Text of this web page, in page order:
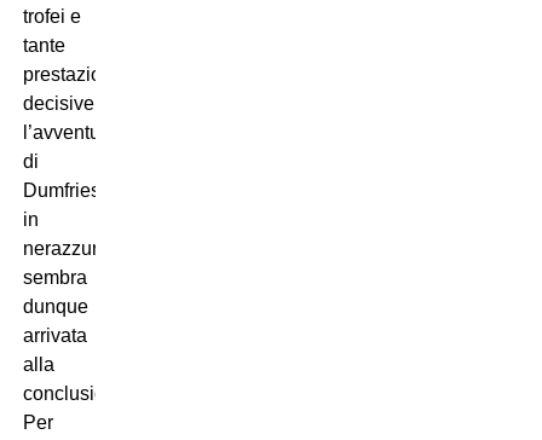
trofei e
tante
prestazioni
decisive,
l’avventura
di
Dumfries
in
nerazzurro
sembra
dunque
arrivata
alla
conclusione.
Per